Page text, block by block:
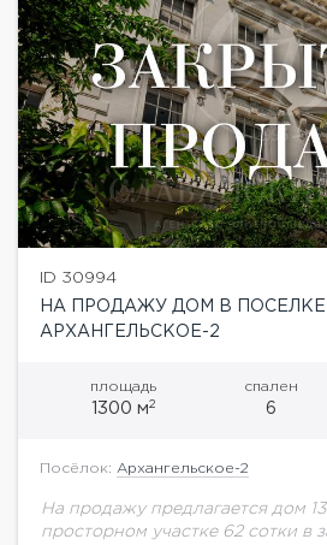
ID 30994
НА ПРОДАЖУ ДОМ В ПОСЕЛКЕ
АРХАНГЕЛЬСКОЕ-2
площадь
1300 м2
спален
6
Посёлок: Архангельское-2
На продажу предлагается дом
просторном участке 62 сотки в